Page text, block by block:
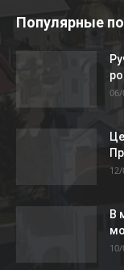
Популярные
06/
В